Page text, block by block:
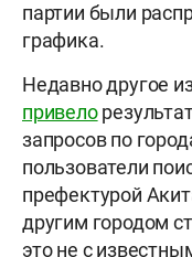
партии были
графика.
Недавно другое
привело
запросов по
пользователи
префектурой
другим городом
это не с